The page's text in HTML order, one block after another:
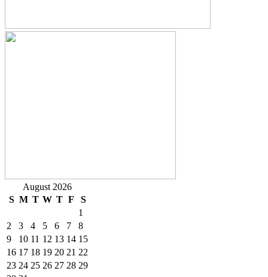
August 2026
S M T W T F
S
1
2
3 4 5 6 7
8
9
10 11 12 13 14 15
16 17 18 19 20 21 22
23 24 25 26 27 28 29